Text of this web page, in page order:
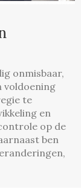
onmisbaar,
voldoening
te
en
op de
ben